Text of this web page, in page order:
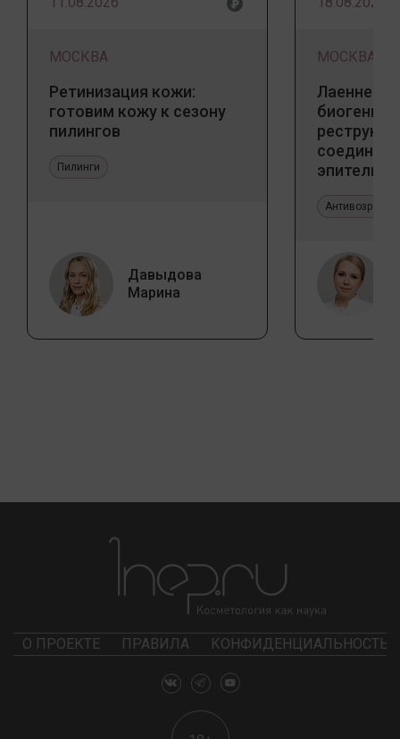
МОСКВА
Ретинизация кожи:
готовим кожу к сезону
пилингов
Пилинги
Давыдова
Марина
МОСКВА
Лаеннек
биогенный
О ПРОЕКТЕ ПРАВИЛА КОНФИДЕНЦИАЛЬНОСТЬ